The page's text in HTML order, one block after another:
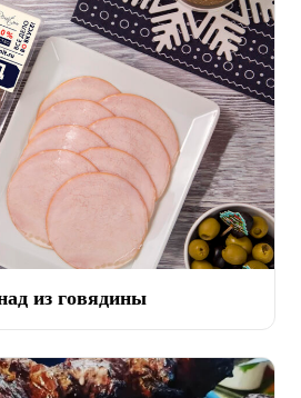
из говядины